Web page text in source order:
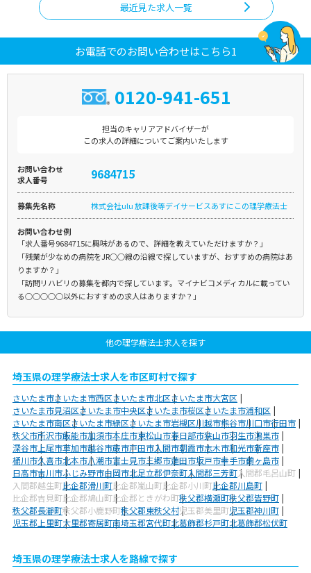
最近見た求人一覧
お電話でのお問い合わせはこちら1
0120-941-651
担当のキャリアアドバイザーが
この求人の詳細についてご案内いたします
お問い合わせ
求人番号
9684715
募集先名称 株式会社ulu 放課後等デイサービスあすにこの理学療法士
お問い合わせ例
「求人番号9684715に興味があるので、詳細を教えていただけますか？」
「残業が少なめの病院をJR○○線の沿線で探していますが、おすすめの病院はあ
りますか？」
「訪問リハビリの募集を都内で探しています。マイナビコメディカルに載ってい
る○○○○○以外におすすめの求人はありますか？」
他の理学療法士求人を探す
埼玉県の理学療法士求人を市区町村で探す
さいたま市さいたま市西区さいたま市北区さいたま市大宮区
さいたま市見沼区さいたま市中央区さいたま市桜区さいたま市浦和区
さいたま市南区さいたま市緑区さいたま市岩槻区川越市熊谷市川口市行田市
秩父市所沢市飯能市加須市本庄市東松山市春日部市狭山市羽生市鴻巣市
深谷市 上尾市草加市越谷市蕨市戸田市入間市朝霞市志木市和光市新座市
桶川市久喜市北本市八潮市富士見市三郷市蓮田市坂戸市幸手市鶴ヶ島市
日高市吉川市ふじみ野市白岡市北足立郡伊奈町入間郡三芳町入間郡毛呂山町
入間郡越生町比企郡滑川町比企郡嵐山町比企郡小川町比企郡川島町
比企郡吉見町比企郡鳩山町比企郡ときがわ町秩父郡横瀬町秩父郡皆野町
秩父郡長瀞町秩父郡小鹿野町秩父郡東秩父村児玉郡美里町児玉郡神川町
児玉郡上里町大里郡寄居町南埼玉郡宮代町北葛飾郡杉戸町北葛飾郡松伏町
埼玉県の理学療法士求人を路線で探す